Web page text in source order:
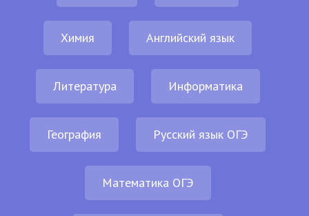
Химия Английский язык
Литература Информатика
География Русский язык ОГЭ
Математика ОГЭ